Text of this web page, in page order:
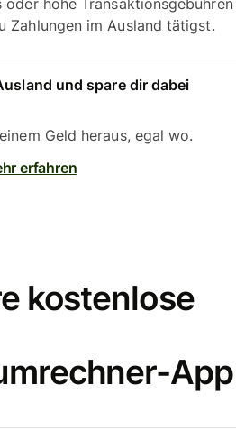
oder hohe Transaktionsgebühren
Zahlungen im Ausland tätigst.
und spare dir dabei
Geld heraus, egal wo.
erfahren
kostenlose
App